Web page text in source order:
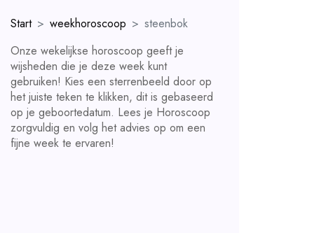
Start weekhoroscoop
steenbok
Onze wekelijkse horoscoop geeft je
wijsheden die je deze week kunt
gebruiken! Kies een sterrenbeeld door op
het juiste teken te klikken, dit is gebaseerd
op je geboortedatum. Lees je Horoscoop
zorgvuldig en volg het advies op om een
fijne week te ervaren!